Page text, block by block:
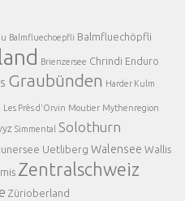
Balmfluechoepfli Balmfluechöpfli
Brienzersee Chrindi Enduro
Graubünden Harder Kulm
Les Près d'Orvin Moutier Mythenregion
Simmental Solothurn
Uetliberg Walensee Wallis
Zentralschweiz
Zürioberland